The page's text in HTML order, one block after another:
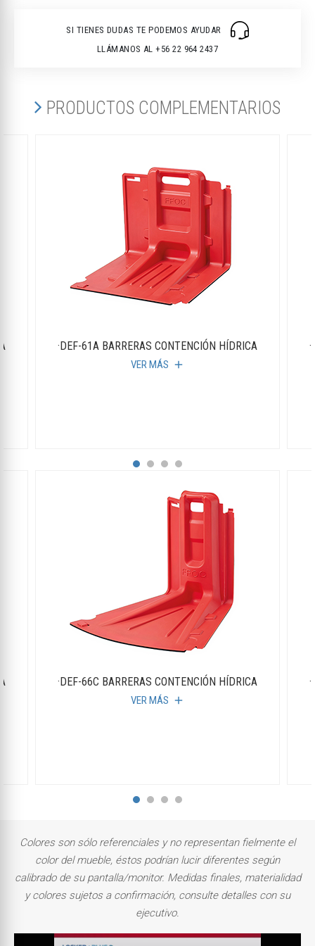
SI TIENES DUDAS TE PODEMOS AYUDAR
LLÁMANOS AL +56 22 964 2437
PRODUCTOS COMPLEMENTARIOS
·DEF-61A BARRERAS CONTENCIÓN HÍDRICA
VER MÁS add
·DEF-66C BARRERAS CONTENCIÓN HÍDRICA
VER MÁS add
Colores son sólo referenciales y no representan fielmente el
color del mueble, éstos podrían lucir diferentes según
calibrado de su pantalla/monitor. Medidas finales, materialidad
y colores sujetos a confirmación, consulte detalles con su
ejecutivo.